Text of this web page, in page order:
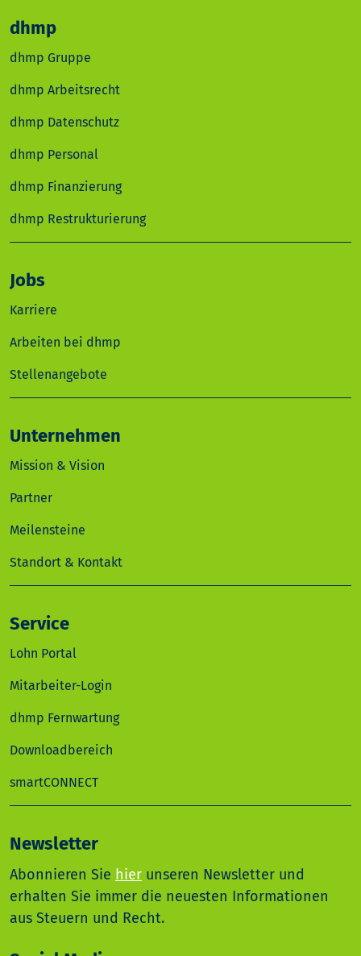
dhmp
dhmp Gruppe
dhmp Arbeitsrecht
dhmp Datenschutz
dhmp Personal
dhmp Finanzierung
dhmp Restrukturierung
Jobs
Karriere
Arbeiten bei dhmp
Stellenangebote
Unternehmen
Mission & Vision
Partner
Meilensteine
Standort & Kontakt
Service
Lohn Portal
Mitarbeiter-Login
dhmp Fernwartung
Downloadbereich
smartCONNECT
Newsletter
Abonnieren Sie hier unseren Newsletter und
erhalten Sie immer die neuesten Informationen
aus Steuern und Recht.